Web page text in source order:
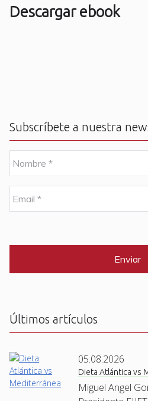
Descargar ebook
Subscríbete a nuestra
o
m
e
m
a
C
Últimos artículos
05.08.2026
Dieta Atlántica vs
Miguel Angel